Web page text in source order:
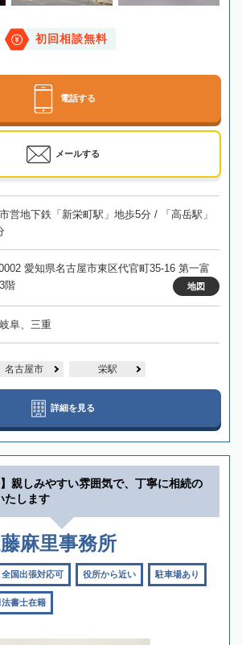
初回相談無料
電話する
メールする
営地下鉄「新栄町駅」地歩5分 / 「高岳駅」
愛知県名古屋市東区代官町35-16 第一富
階
地図
阜、三重
名古屋市 栄駅
詳細を見る
】親しみやすい雰囲気で、丁寧に相続の
たします
麻里事務所
全国出張対応可 役所から近い 駐車場あり
書士在籍